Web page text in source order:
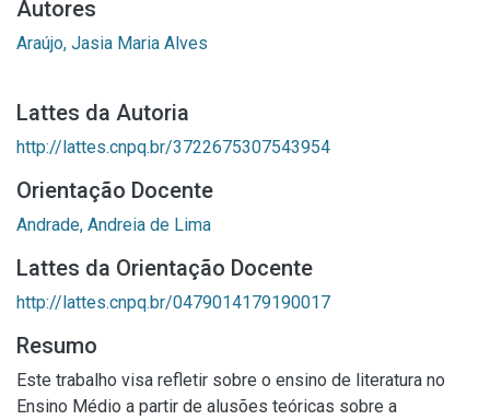
Autores
Araújo, Jasia Maria Alves
Lattes da Autoria
http://lattes.cnpq.br/3722675307543954
Orientação Docente
Andrade, Andreia de Lima
Lattes da Orientação Docente
http://lattes.cnpq.br/0479014179190017
Resumo
Este trabalho visa refletir sobre o ensino de literatura no
Ensino Médio a partir de alusões teóricas sobre a